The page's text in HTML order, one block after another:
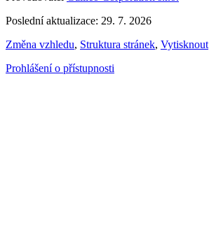
Poslední aktualizace: 29. 7. 2026
Změna vzhledu, Struktura stránek, Vytisknout
Prohlášení o přístupnosti